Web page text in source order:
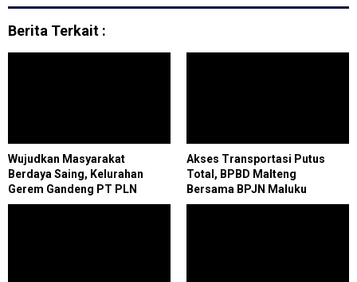
Berita Terkait :
Wujudkan Masyarakat
Berdaya Saing, Kelurahan
Gerem Gandeng PT PLN
UIPJBB Gelar Pelatihan Ahli K3
Akses Transportasi Putus
Total, BPBD Malteng
Bersama BPJN Maluku
Tangani Jembatan Ambruk di